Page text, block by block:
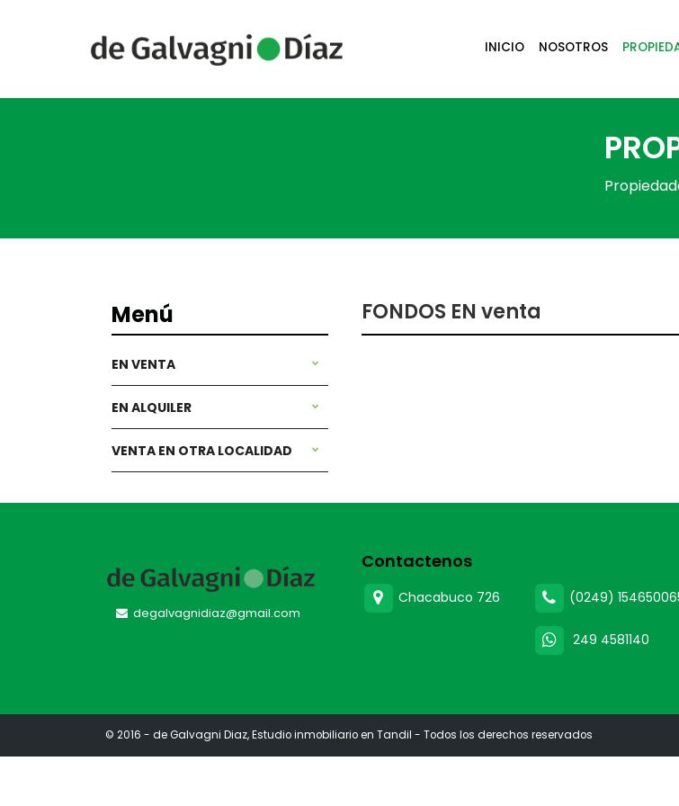
INICIO NOSOTROS
Menú
EN VENTA
EN ALQUILER
VENTA EN OTRA LOCALIDAD
FONDOS ENventa
degalvagnidiaz@gmail.com
Contactenos
Chacabuco 726 (0249)
249 4581140
© 2016 - de Galvagni Diaz, Estudio inmobiliario en Tandil - Todos los derechos reservados